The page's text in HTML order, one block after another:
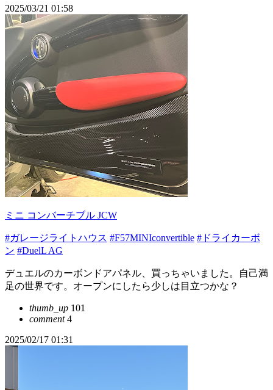
2025/03/21 01:58
ミニ コンバーチブル JCW
#ガレージライトハウス #F57MINIconvertible #ドライカーボ
ン #DuelL AG
デュエルのカーボンドアパネル、買っちゃいました。自己満
足の世界です。オープンにしたら少しは目立つかな？
thumb_up 101
comment4
2025/02/17 01:31